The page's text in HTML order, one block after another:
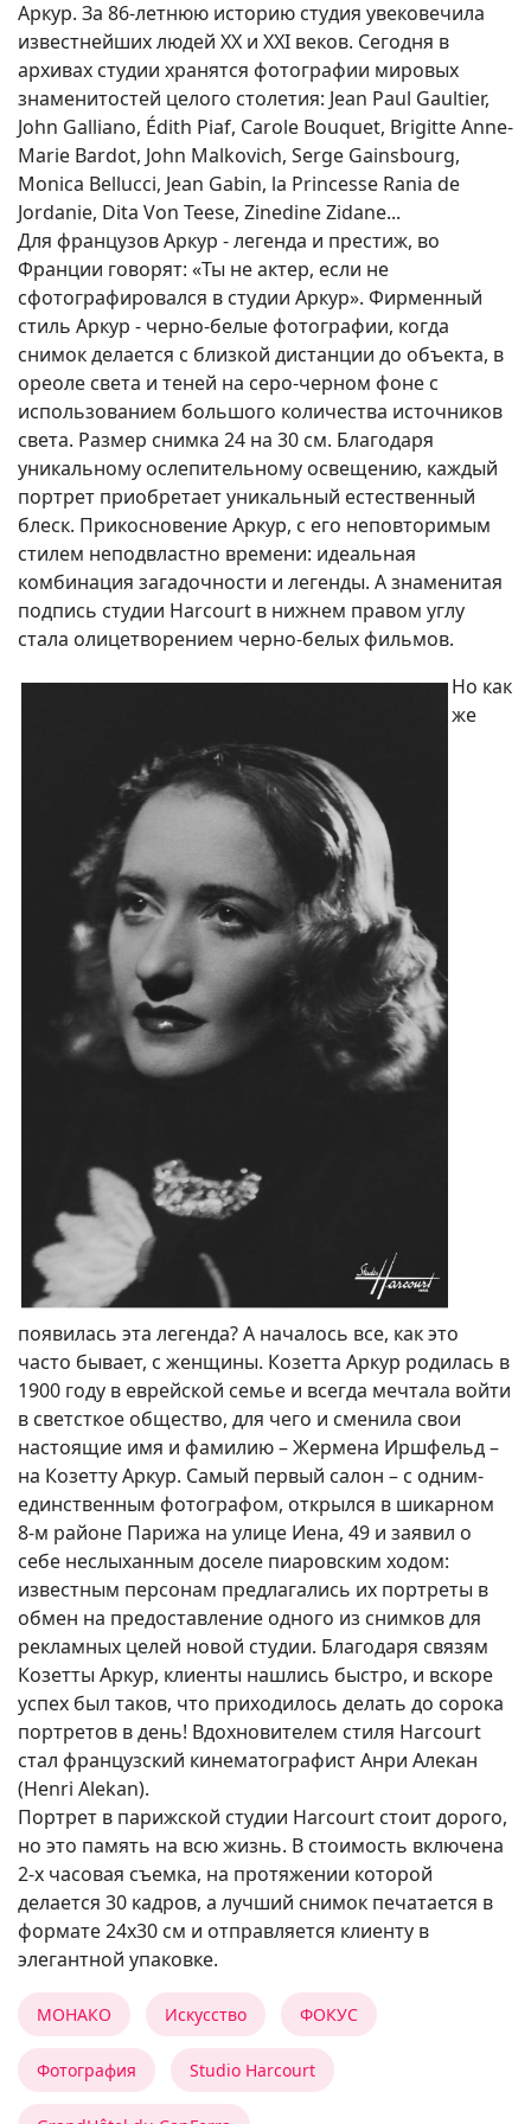
Аркур. За 86-летнюю историю студия увековечила
известнейших людей ХХ и ХХI веков. Сегодня в
архивах студии хранятся фотографии мировых
знаменитостей целого столетия: Jean Paul Gaultier,
John Galliano, Édith Piaf, Carole Bouquet, Brigitte Anne-
Marie Bardot, John Malkovich, Serge Gainsbourg,
Monica Bellucci, Jean Gabin, la Princesse Rania de
Jordanie, Dita Von Teese, Zinedine Zidane...
Для французов Аркур - легенда и престиж, во
Франции говорят: «Ты не актер, если не
сфотографировался в студии Аркур». Фирменный
стиль Аркур - черно-белые фотографии, когда
снимок делается с близкой дистанции до объекта, в
ореоле света и теней на серо-черном фоне с
использованием большого количества источников
света. Размер снимка 24 на 30 см. Благодаря
уникальному ослепительному освещению, каждый
портрет приобретает уникальный естественный
блеск. Прикосновение Аркур, с его неповторимым
стилем неподвластно времени: идеальная
комбинация загадочности и легенды. А знаменитая
подпись студии Harcourt в нижнем правом углу
стала олицетворением черно-белых фильмов.
Но как
же
появилась эта легенда? А началось все, как это
часто бывает, с женщины. Козетта Аркур родилась в
1900 году в еврейской семье и всегда мечтала войти
в светсткое общество, для чего и сменила свои
настоящие имя и фамилию – Жермена Иршфельд –
на Козетту Аркур. Самый первый салон – с одним-
единственным фотографом, открылся в шикарном
8-м районе Парижа на улице Иена, 49 и заявил о
себе неслыханным доселе пиаровским ходом:
известным персонам предлагались их портреты в
обмен на предоставление одного из снимков для
рекламных целей новой студии. Благодаря связям
Козетты Аркур, клиенты нашлись быстро, и вскоре
успех был таков, что приходилось делать до сорока
портретов в день! Вдохновителем стиля Harcourt
стал французский кинематографист Анри Алекан
(Henri Alekan).
Портрет в парижской студии Harcourt стоит дорого,
но это память на всю жизнь. В стоимость включена
2-х часовая съемка, на протяжении которой
делается 30 кадров, а лучший снимок печатается в
формате 24х30 см и отправляется клиенту в
элегантной упаковке.
МОНАКО Искусство ФОКУС
Фотография Studio Harcourt